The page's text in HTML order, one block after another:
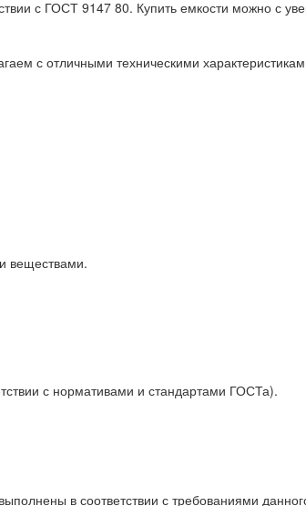
с ГОСТ 9147 80. Купить емкости можно с
с отличными техническими
веществами.
с нормативами и стандартами ГОСТа).
в соответствии с требованиями